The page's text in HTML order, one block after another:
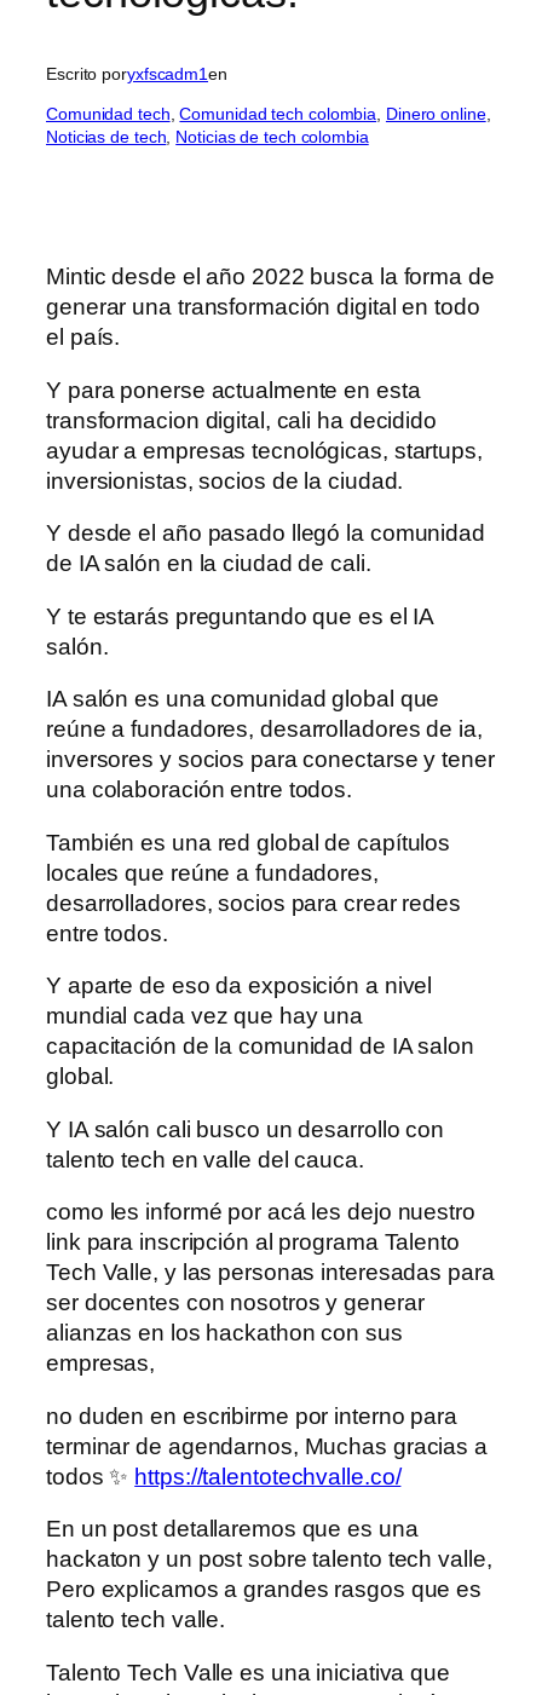
Escrito poryxfscadm1en
Comunidad tech , Comunidad tech colombia Dinero online
Noticias de tech Noticias de tech colombia
Mintic desde el año 2022 busca la forma de
generar una transformación digital en todo
el país.
Y para ponerse actualmente en esta
transformacion digital, cali ha decidido
ayudar a empresas tecnológicas, startups,
inversionistas, socios de la ciudad.
Y desde el año pasado llegó la comunidad
de IA salón en la ciudad de cali.
Y te estarás preguntando que es el IA
salón.
IA salón es una comunidad global que
reúne a fundadores, desarrolladores de ia,
inversores y socios para conectarse y tener
una colaboración entre todos.
También es una red global de capítulos
locales que reúne a fundadores,
desarrolladores, socios para crear redes
entre todos.
Y aparte de eso da exposición a nivel
mundial cada vez que hay una
capacitación de la comunidad de IA salon
global.
Y IA salón cali busco un desarrollo con
talento tech en valle del cauca.
como les informé por acá les dejo nuestro
link para inscripción al programa Talento
Tech Valle, y las personas interesadas para
ser docentes con nosotros y generar
alianzas en los hackathon con sus
empresas,
no duden en escribirme por interno para
terminar de agendarnos, Muchas gracias a
todos ✨ https://talentotechvalle.co/
En un post detallaremos que es una
hackaton y un post sobre talento tech valle,
Pero explicamos a grandes rasgos que es
talento tech valle.
Talento Tech Valle es una iniciativa que